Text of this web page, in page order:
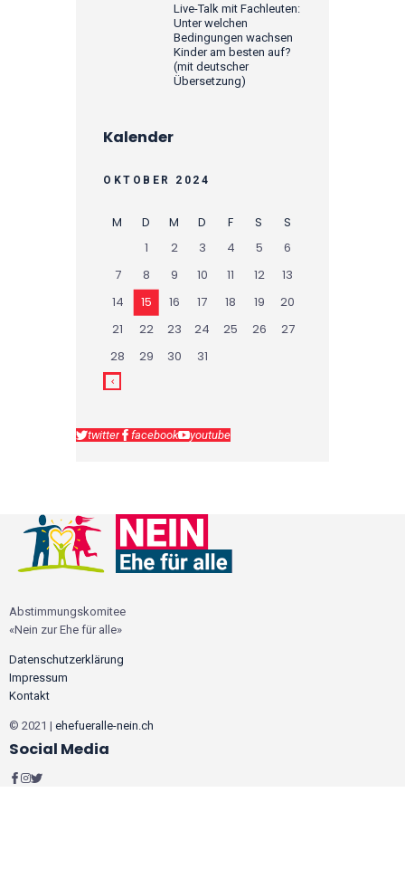
Live-Talk mit Fachleuten:
Unter welchen
Bedingungen wachsen
Kinder am besten auf?
(mit deutscher
Übersetzung)
Kalender
OKTOBER 2024
M D M D F S
S
1
2 3 4 5
6
7
8 9 10 11 12
13
14
15 16 17 18 19
20
21
22 23 24 25 26
27
28
29 30 31
twitter facebook youtube
Abstimmungskomitee
«Nein zur Ehe für alle»
Datenschutzerklärung
Impressum
Kontakt
© 2021 | ehefueralle-nein.ch
Social Media